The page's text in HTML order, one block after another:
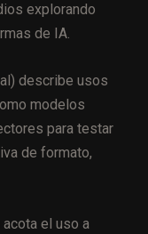
explorando
de IA.
describe usos
modelos
para testar
de formato,
acota el uso a